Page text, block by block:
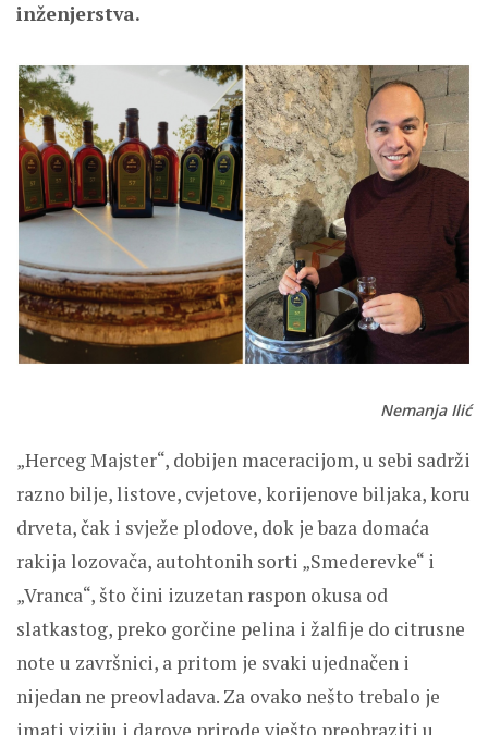
inženjerstva.
Nemanja Ilić
„Herceg Majster“, dobijen maceracijom, u sebi sadrži
razno bilje, listove, cvjetove, korijenove biljaka, koru
drveta, čak i svježe plodove, dok je baza domaća
rakija lozovača, autohtonih sorti „Smederevke“ i
„Vranca“, što čini izuzetan raspon okusa od
slatkastog, preko gorčine pelina i žalfije do citrusne
note u završnici, a pritom je svaki ujednačen i
nijedan ne preovladava. Za ovako nešto trebalo je